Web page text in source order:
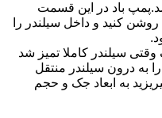
باد در این قسمت
کنید و داخل سیلندر را
سیلندر کاملا تمیز شد
به درون سیلندر منتقل
به ابعاد جک و حجم